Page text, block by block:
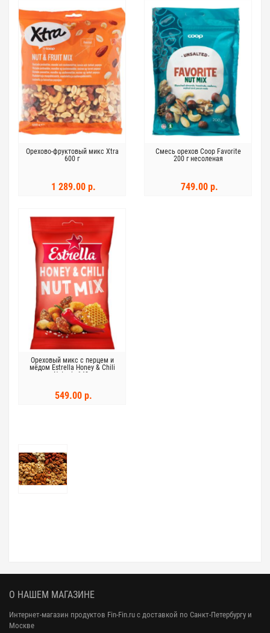
Орехово-фруктовый микс Xtra
600 г
1 289.00 р.
Смесь орехов Coop Favorite
200 г несоленая
749.00 р.
Ореховый микс с перцем и
мёдом Estrella Honey & Chili
Nut mix 140г
549.00 р.
О НАШЕМ МАГАЗИНЕ
Интернет-магазин продуктов Fin-Fin.ru с доставкой по Санкт-Петербургу и
Москве